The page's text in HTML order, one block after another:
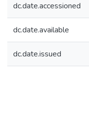
dc.date.accessioned
dc.date.available
dc.date.issued